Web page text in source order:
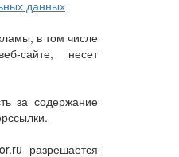
данных
в том числе
сайте, несет
за содержание
разрешается